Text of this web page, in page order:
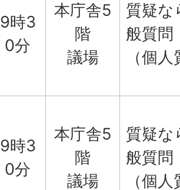
9時3
0分
本庁舎5
階
議場
質疑な
般質問
（個
9時3
0分
本庁舎5
階
議場
質疑な
般質問
（個